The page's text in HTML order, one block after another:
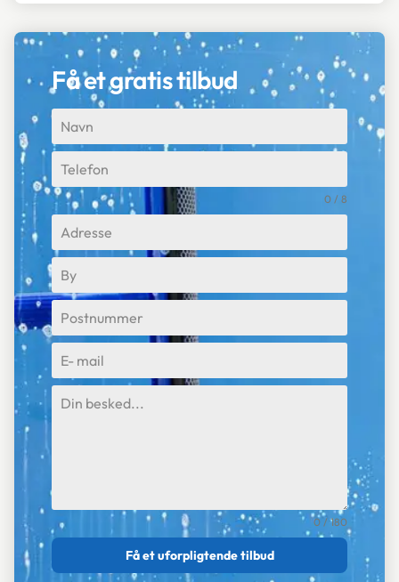
Få et gratis tilbud
0 / 8
0 / 180
Få et uforpligtende tilbud